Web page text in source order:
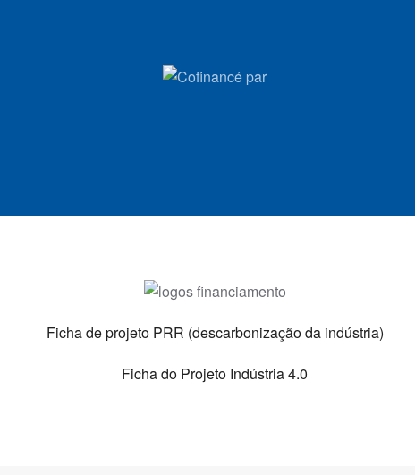
Ficha de projeto PRR (descarbonização da indústria)
Ficha do Projeto Indústria 4.0